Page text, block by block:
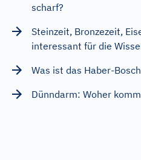
scharf?
Steinzeit, Bronzezeit,
interessant für die
Was ist das Haber-
Dünndarm: Woher